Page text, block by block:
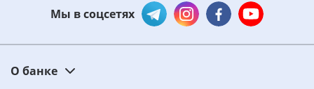
Мы в соцсетях
О банке